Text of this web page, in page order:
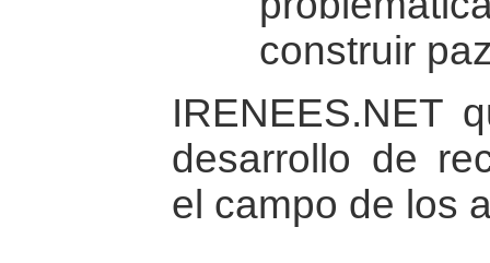
construir
IRENEES.NET
desarrollo de
el campo de los